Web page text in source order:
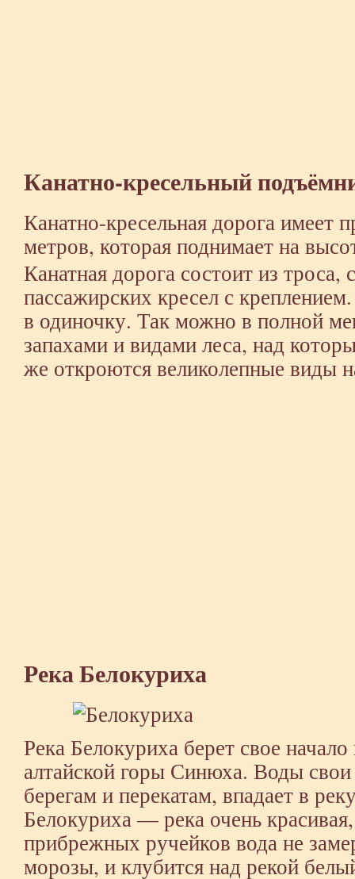
Канатно-кресельный
Канатно-кресельная дорога имеет
метров, которая поднимает на
Канатная дорога состоит из
пассажирских кресел с
в одиночку. Так можно в полной
запахами и видами леса, над
же откроются великолепные виды
Река Белокуриха
Река Белокуриха берет свое
алтайской горы Синюха. Воды
берегам и перекатам, впадает в
Белокуриха — река очень
прибрежных ручейков вода не
морозы, и клубится над рекой